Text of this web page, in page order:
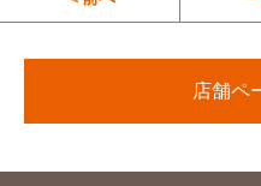
店舗ペ